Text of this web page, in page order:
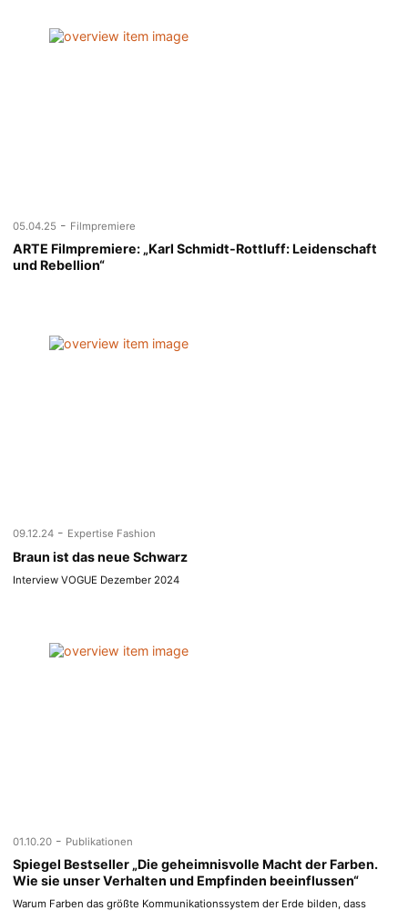
05.04.25 - Filmpremiere
ARTE Filmpremiere: „Karl Schmidt-Rottluff: Leidenschaft
und Rebellion“
09.12.24 - Expertise Fashion
Braun ist das neue Schwarz
Interview VOGUE Dezember 2024
01.10.20 - Publikationen
Spiegel Bestseller „Die geheimnisvolle Macht der Farben.
Wie sie unser Verhalten und Empfinden beeinflussen“
Warum Farben das größte Kommunikationssystem der Erde bilden, dass